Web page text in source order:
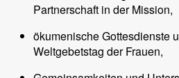
Partnerschaft in der Mission,
ökumenische Gottesdienste
Weltgebetstag der Frauen,